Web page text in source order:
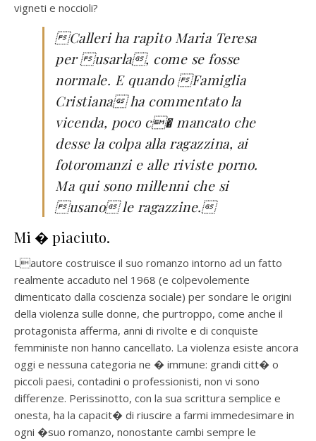
vigneti e noccioli?
Calleri ha rapito Maria Teresa
per usarla, come se fosse
normale. E quando Famiglia
Cristiana ha commentato la
vicenda, poco c� mancato che
desse la colpa alla ragazzina, ai
fotoromanzi e alle riviste porno.
Ma qui sono millenni che si
usano le ragazzine.
Mi � piaciuto.
Lautore costruisce il suo romanzo intorno ad un fatto
realmente accaduto nel 1968 (e colpevolemente
dimenticato dalla coscienza sociale) per sondare le origini
della violenza sulle donne, che purtroppo, come anche il
protagonista afferma, anni di rivolte e di conquiste
femministe non hanno cancellato. La violenza esiste ancora
oggi e nessuna categoria ne � immune: grandi citt� o
piccoli paesi, contadini o professionisti, non vi sono
differenze. Perissinotto, con la sua scrittura semplice e
onesta, ha la capacit� di riuscire a farmi immedesimare in
ogni �suo romanzo, nonostante cambi sempre le